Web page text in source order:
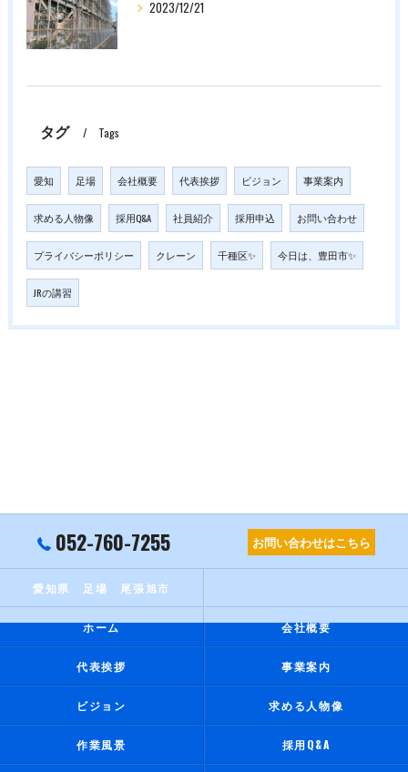
2023/12/21
タグ Tags
愛知 足場 会社概要 代表挨拶 ビジョン 事業案内
求める人物像 採用Q&A 社員紹介 採用申込 お問い合わせ
プライバシーポリシー クレーン 千種区✨ 今日は、豊田市✨
JRの講習
052-760-7255 お問い合わせはこちら
愛知県 足場 尾張旭市
ホーム 会社概要
代表挨拶 事業案内
ビジョン 求める人物像
作業風景 採用Q&A